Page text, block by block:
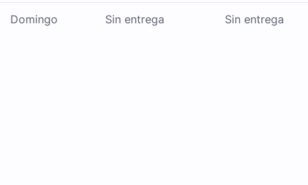
Domingo Sin entrega Sin entrega